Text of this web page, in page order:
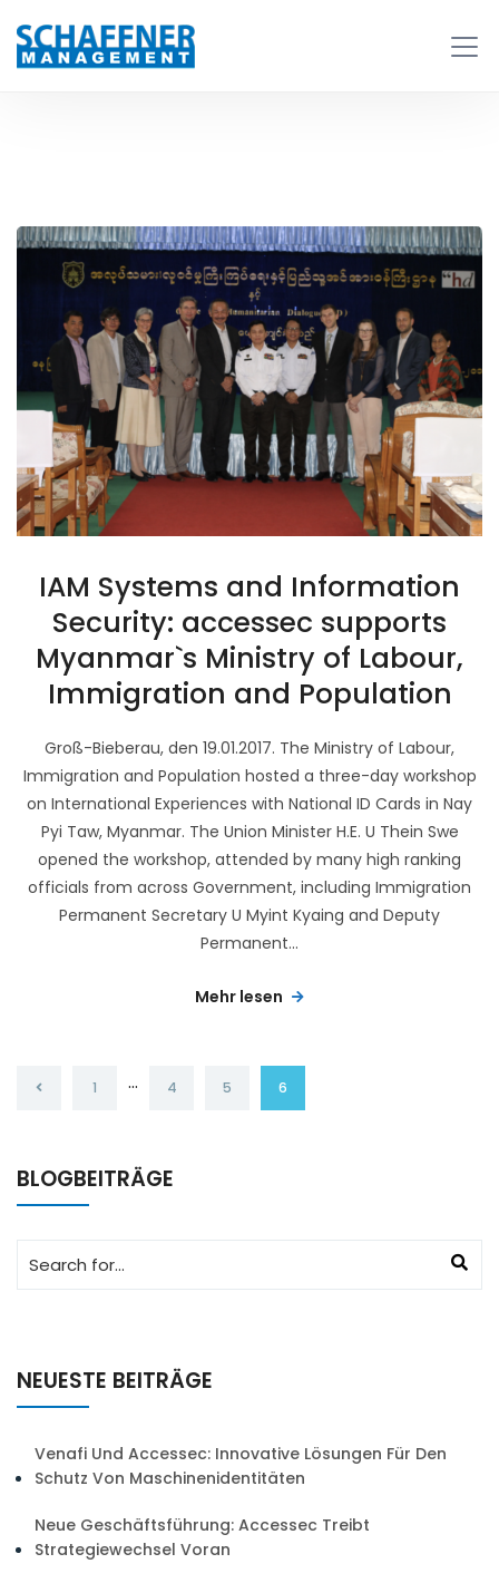
IAM Systems and Information
Security: accessec supports
Myanmar`s Ministry of Labour,
Immigration and Population
Groß-Bieberau, den 19.01.2017. The Ministry of Labour,
Immigration and Population hosted a three-day workshop
on International Experiences with National ID Cards in Nay
Pyi Taw, Myanmar. The Union Minister H.E. U Thein Swe
opened the workshop, attended by many high ranking
officials from across Government, including Immigration
Permanent Secretary U Myint Kyaing and Deputy
Permanent...
Mehr lesen
1 … 4 5 6
BLOGBEITRÄGE
NEUESTE BEITRÄGE
Venafi Und Accessec: Innovative Lösungen Für Den
Schutz Von Maschinenidentitäten
Neue Geschäftsführung: Accessec Treibt
Strategiewechsel Voran